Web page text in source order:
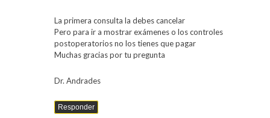
La primera consulta la debes cancelar
Pero para ir a mostrar exámenes o los controles
postoperatorios no los tienes que pagar
Muchas gracias por tu pregunta
Dr. Andrades
Responder